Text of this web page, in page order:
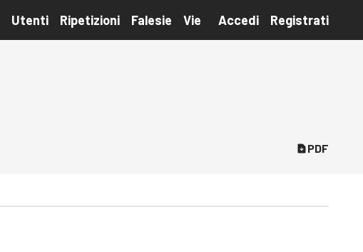
Utenti Ripetizioni Falesie Vie Accedi Registrati
PDF